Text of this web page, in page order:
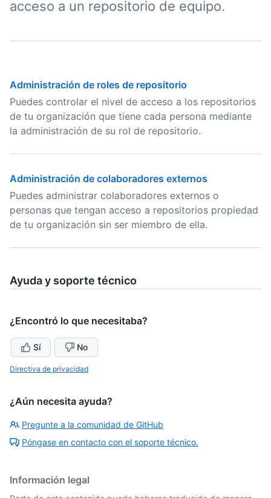
acceso a un repositorio de equipo.
Administración de roles de repositorio
Puedes controlar el nivel de acceso a los repositorios
de tu organización que tiene cada persona mediante
la administración de su rol de repositorio.
Administración de colaboradores externos
Puedes administrar colaboradores externos o
personas que tengan acceso a repositorios propiedad
de tu organización sin ser miembro de ella.
Ayuda y soporte técnico
¿Encontró lo que necesitaba?
Sí No
Directiva de privacidad
¿Aún necesita ayuda?
Pregunte a la comunidad de GitHub
Póngase en contacto con el soporte técnico.
Información legal